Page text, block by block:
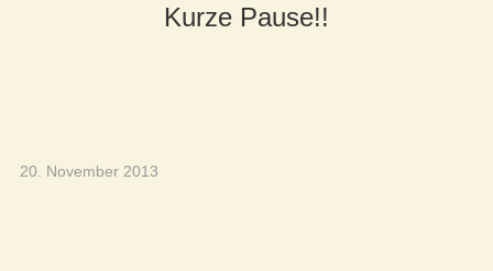
Kurze Pause!!
20. November 2013